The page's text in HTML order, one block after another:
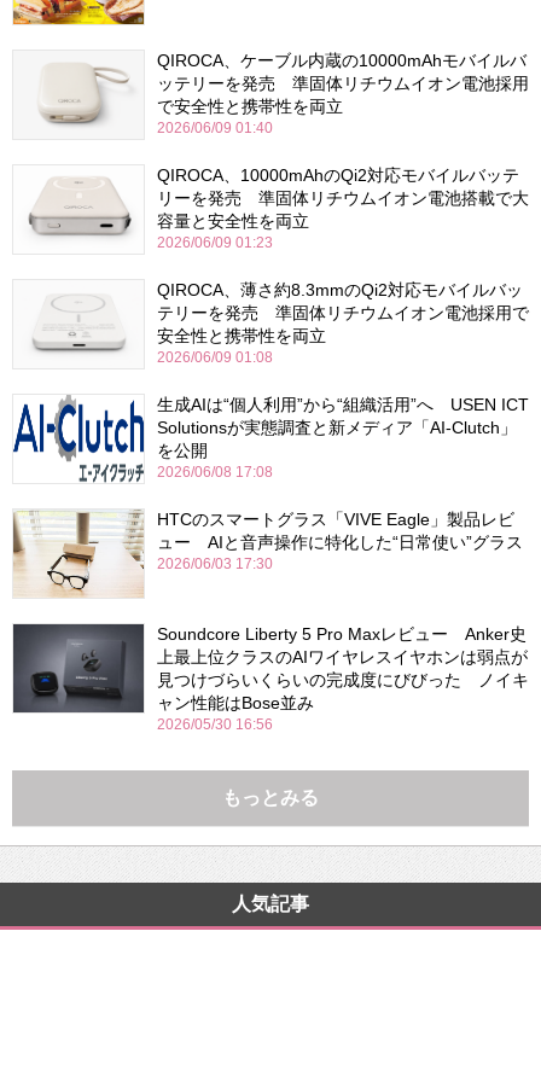
QIROCA、ケーブル内蔵の10000mAhモバイルバ
ッテリーを発売 準固体リチウムイオン電池採用
で安全性と携帯性を両立
2026/06/09 01:40
QIROCA、10000mAhのQi2対応モバイルバッテ
リーを発売 準固体リチウムイオン電池搭載で大
容量と安全性を両立
2026/06/09 01:23
QIROCA、薄さ約8.3mmのQi2対応モバイルバッ
テリーを発売 準固体リチウムイオン電池採用で
安全性と携帯性を両立
2026/06/09 01:08
生成AIは“個人利用”から“組織活用”へ USEN ICT
Solutionsが実態調査と新メディア「AI-Clutch」
を公開
2026/06/08 17:08
HTCのスマートグラス「VIVE Eagle」製品レビ
ュー AIと音声操作に特化した“日常使い”グラス
2026/06/03 17:30
Soundcore Liberty 5 Pro Maxレビュー Anker史
上最上位クラスのAIワイヤレスイヤホンは弱点が
見つけづらいくらいの完成度にびびった ノイキ
ャン性能はBose並み
2026/05/30 16:56
もっとみる
人気記事